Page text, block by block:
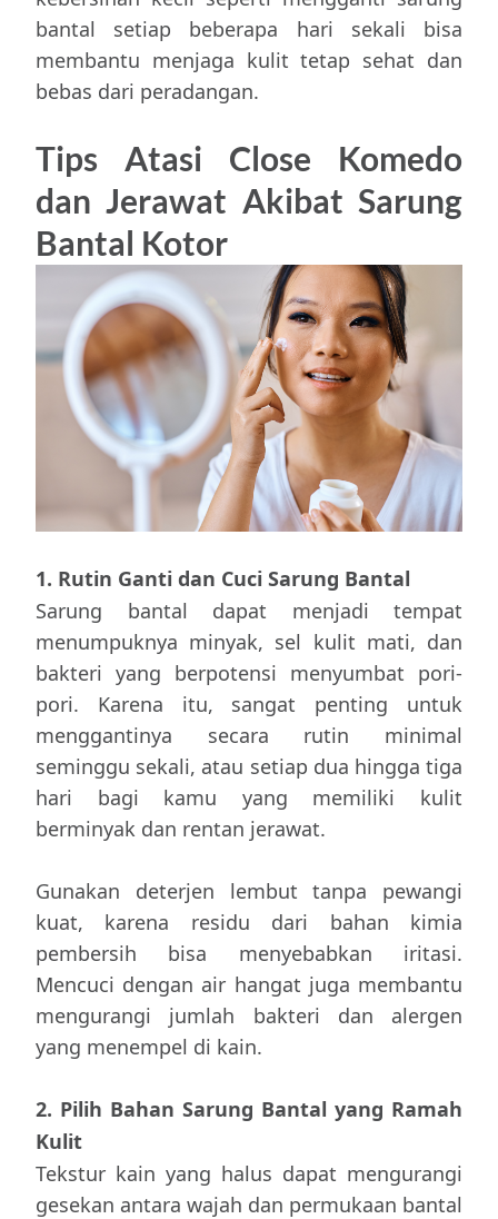
bantal setiap beberapa hari sekali bisa
membantu menjaga kulit tetap sehat dan
bebas dari peradangan.
Tips Atasi Close Komedo
dan Jerawat Akibat Sarung
Bantal Kotor
1. Rutin Ganti dan Cuci Sarung Bantal
Sarung bantal dapat menjadi tempat
menumpuknya minyak, sel kulit mati, dan
bakteri yang berpotensi menyumbat pori-
pori. Karena itu, sangat penting untuk
menggantinya secara rutin minimal
seminggu sekali, atau setiap dua hingga tiga
hari bagi kamu yang memiliki kulit
berminyak dan rentan jerawat.
Gunakan deterjen lembut tanpa pewangi
kuat, karena residu dari bahan kimia
pembersih bisa menyebabkan iritasi.
Mencuci dengan air hangat juga membantu
mengurangi jumlah bakteri dan alergen
yang menempel di kain.
2. Pilih Bahan Sarung Bantal yang Ramah
Kulit
Tekstur kain yang halus dapat mengurangi
gesekan antara wajah dan permukaan bantal